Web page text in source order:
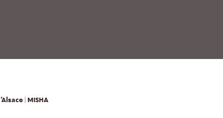
| MISHA